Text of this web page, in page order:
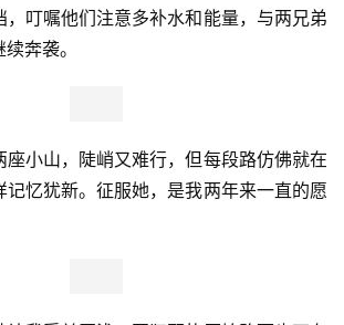
，叮嘱他们注意多补水和能量，与两兄弟
奔袭。
座小山，陡峭又难行，但每段路仿佛就在
记忆犹新。征服她，是我两年来一直的愿